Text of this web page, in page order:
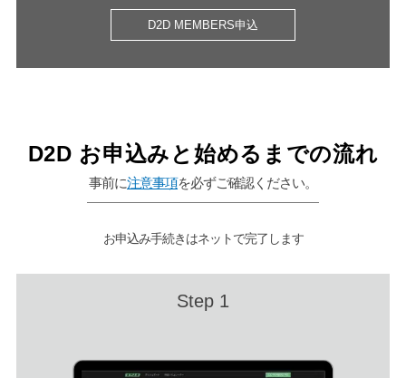
D2D MEMBERS申込
D2D お申込みと始めるまでの流れ​
事前に注意事項を必ずご確認ください。
お申込み手続きはネットで完了します
Step 1